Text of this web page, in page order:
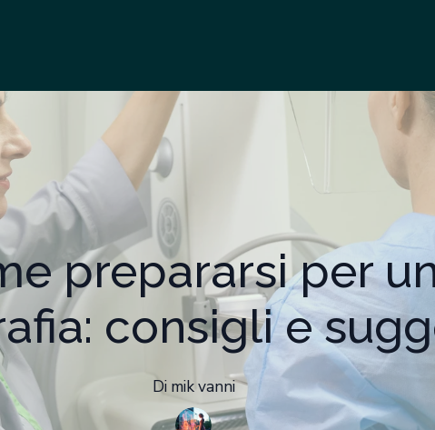
prepararsi per
consigli e
Di mikvanni